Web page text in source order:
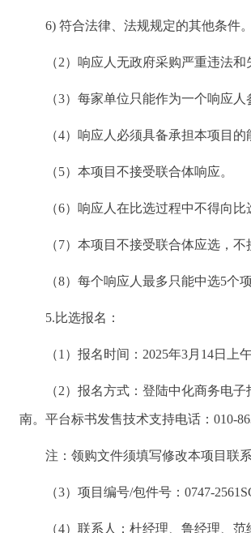
6) 符合法律、法规规定的其他条件。
（2）响应人无政府采购严重违法和
（3）每家单位只能作为一个响应人
（4）响应人必须具备承担本项目的
（5）本项目不接受联合体响应。
（6）响应人在比选过程中不得向
（7）本项目不接受联合体应选，
（8）每个响应人最多只能中选5个
5.比选报名：
（1）报名时间：2025年3月14日上
（2）报名方式：登陆中化商务电
南。平台标书发售技术支持电话：010-
注：领购文件须填写修改本项目联
（3）项目编号/包件号：0747-
（4）联系人：杜经理、鲁经理、范